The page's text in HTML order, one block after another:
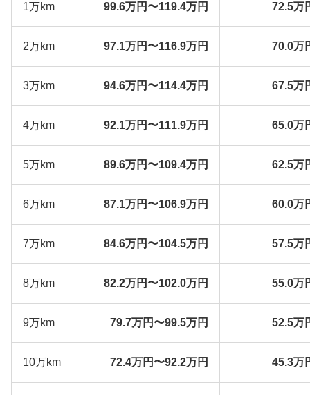
1万km 99.6万円〜119.4万円 72.5万
2万km 97.1万円〜116.9万円 70.0万
3万km 94.6万円〜114.4万円 67.5万
4万km 92.1万円〜111.9万円 65.0万
5万km 89.6万円〜109.4万円 62.5万
6万km 87.1万円〜106.9万円 60.0万
7万km 84.6万円〜104.5万円 57.5万
8万km 82.2万円〜102.0万円 55.0万
9万km 79.7万円〜99.5万円 52.5万
10万km 72.4万円〜92.2万円 45.3万